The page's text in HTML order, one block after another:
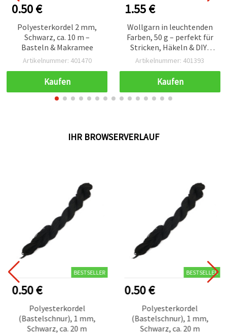
0.50 €
Polyesterkordel 2 mm,
Schwarz, ca. 10 m –
Basteln & Makramee
Artikelnummer: 401470
Kaufen
1.55 €
Wollgarn in leuchtenden
Farben, 50 g – perfekt für
Stricken, Häkeln & DIY-
Bastelprojekte
Artikelnummer: 401393
Kaufen
IHR BROWSERVERLAUF
BESTSELLER
0.50 €
Polyesterkordel
(Bastelschnur), 1 mm,
Schwarz, ca. 20 m
BESTSELLER
0.50 €
Polyesterkordel
(Bastelschnur), 1 mm,
Schwarz, ca. 20 m